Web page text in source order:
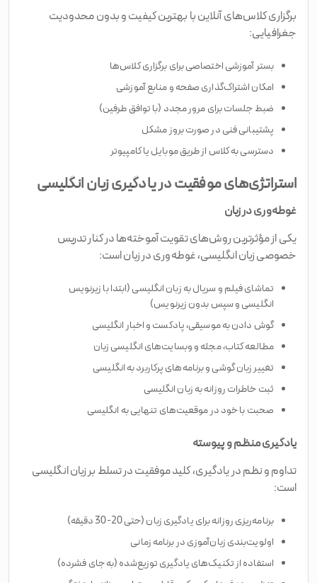
برگزاری کلاس‌های آنلاین با بهترین کیفیت و بدون محدودیت
جغرافیایی:
بستر آموزشی اختصاصی برای برگزاری کلاس‌ها
امکان اشتراک‌گذاری صفحه و منابع آموزشی
ضبط جلسات برای مرور مجدد (با توافق طرفین)
پشتیبانی فنی در صورت بروز مشکل
دسترسی به کلاس از طریق موبایل یا کامپیوتر
استراتژی‌های موفقیت در یادگیری زبان انگلیسی
غوطه‌وری در زبان
یکی از مؤثرترین روش‌های تقویت آموخته‌ها در کنار تدریس
خصوصی زبان انگلیسی، غوطه‌وری در زبان است:
تماشای فیلم و سریال به زبان انگلیسی (ابتدا با زیرنویس
انگلیسی و سپس بدون زیرنویس)
گوش دادن به موسیقی، پادکست و اخبار انگلیسی
مطالعه کتاب، مجله و وبسایت‌های انگلیسی زبان
تغییر زبان گوشی و برنامه‌های پرکاربرد به انگلیسی
ثبت خاطرات روزانه به زبان انگلیسی
صحبت با خود در موقعیت‌های تنهایی به انگلیسی
یادگیری منظم و پیوسته
تداوم و نظم در یادگیری، کلید موفقیت در تسلط بر زبان انگلیسی
است:
برنامه‌ریزی روزانه برای یادگیری زبان (حتی 20-30 دقیقه)
اولویت‌بندی زبان‌آموزی در برنامه زمانی
استفاده از تکنیک‌های یادگیری توزیع‌شده (به جای فشرده)